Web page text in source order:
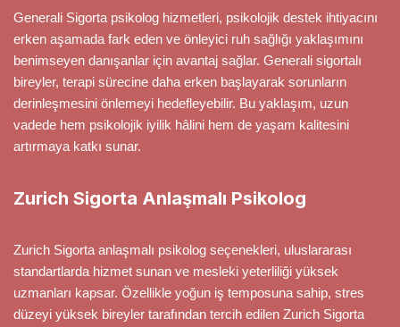
Generali Sigorta psikolog hizmetleri, psikolojik destek ihtiyacını
erken aşamada fark eden ve önleyici ruh sağlığı yaklaşımını
benimseyen danışanlar için avantaj sağlar. Generali sigortalı
bireyler, terapi sürecine daha erken başlayarak sorunların
derinleşmesini önlemeyi hedefleyebilir. Bu yaklaşım, uzun
vadede hem psikolojik iyilik hâlini hem de yaşam kalitesini
artırmaya katkı sunar.
Zurich Sigorta Anlaşmalı Psikolog
Zurich Sigorta anlaşmalı psikolog seçenekleri, uluslararası
standartlarda hizmet sunan ve mesleki yeterliliği yüksek
uzmanları kapsar. Özellikle yoğun iş temposuna sahip, stres
düzeyi yüksek bireyler tarafından tercih edilen Zurich Sigorta